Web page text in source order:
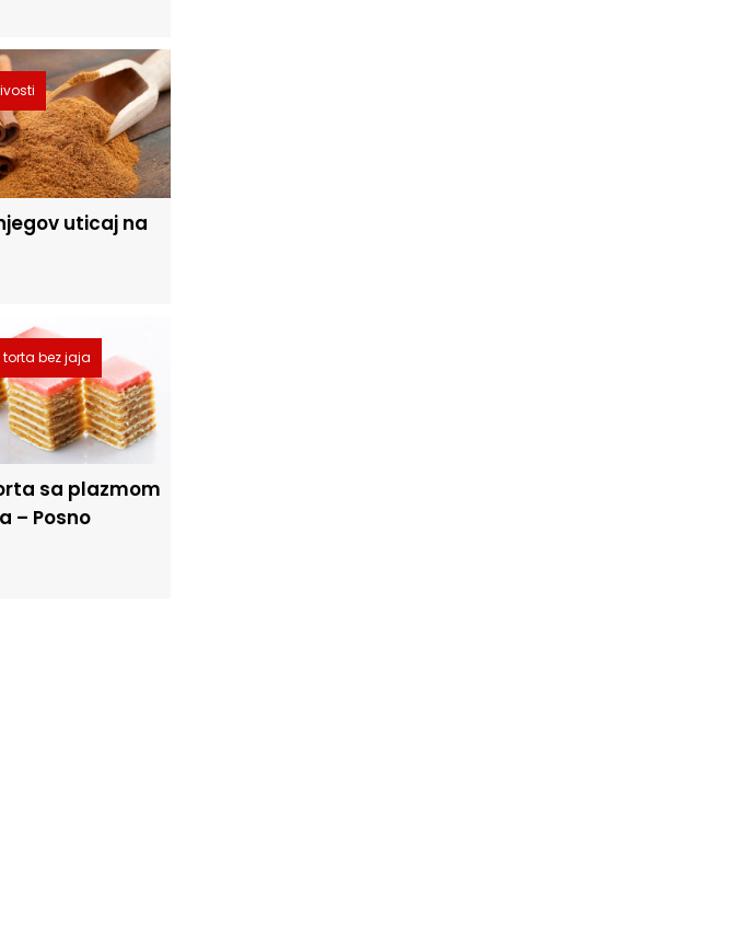
uticaj na
bez jaja
sa plazmom
– Posno